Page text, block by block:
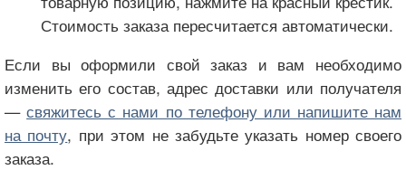
Стоимость заказа пересчитается автоматически.
Если вы оформили свой заказ и вам необходимо
изменить его состав, адрес доставки или получателя
—свяжитесь с нами по телефону или напишите нам
на почту, при этом не забудьте указать номер своего
заказа.